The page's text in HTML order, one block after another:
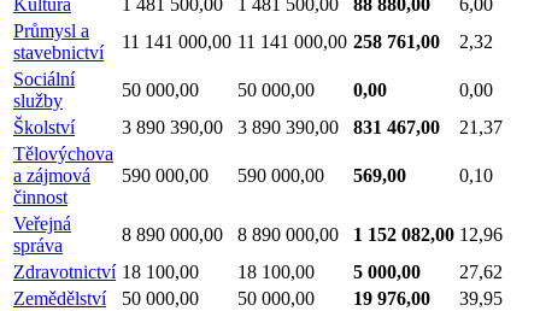
Kultura
1 481 500,00 1 481 500,00 88 880,00
6,00
Průmysl a
stavebnictví
11 141 000,00 11 141 000,00 258 761,00
2,32
Sociální
služby
50 000,00 50 000,00 0,00
0,00
Školství
3 890 390,00 3 890 390,00 831 467,00
21,37
Tělovýchova
a zájmová
činnost
590 000,00 590 000,00 569,00 0,10
Veřejná
správa
8 890 000,00 8 890 000,00 1 152 082,00 12,96
Zdravotnictví 18 100,00 18 100,00 5 000,00
27,62
Zemědělství
50 000,00 50 000,00 19 976,00
39,95